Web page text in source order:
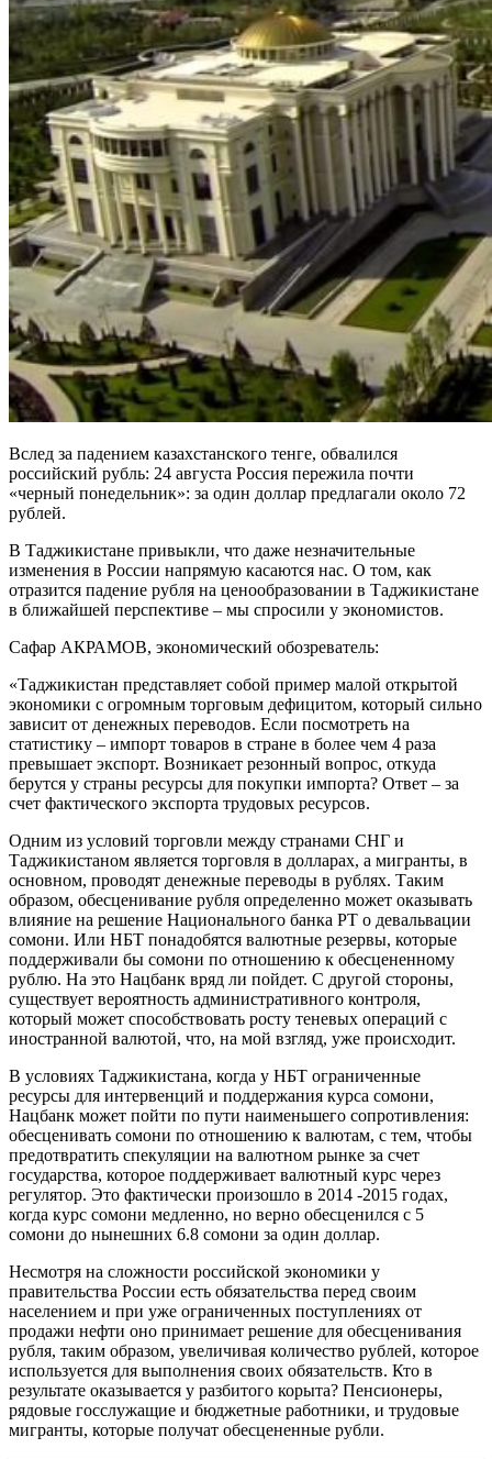
Вслед за падением казахстанского тенге, обвалился
российский рубль: 24 августа Россия пережила почти
«черный понедельник»: за один доллар предлагали около 72
рублей.
В Таджикистане привыкли, что даже незначительные
изменения в России напрямую касаются нас. О том, как
отразится падение рубля на ценообразовании в Таджикистане
в ближайшей перспективе – мы спросили у экономистов.
Сафар АКРАМОВ, экономический обозреватель:
«Таджикистан представляет собой пример малой открытой
экономики с огромным торговым дефицитом, который сильно
зависит от денежных переводов. Если посмотреть на
статистику – импорт товаров в стране в более чем 4 раза
превышает экспорт. Возникает резонный вопрос, откуда
берутся у страны ресурсы для покупки импорта? Ответ – за
счет фактического экспорта трудовых ресурсов.
Одним из условий торговли между странами СНГ и
Таджикистаном является торговля в долларах, а мигранты, в
основном, проводят денежные переводы в рублях. Таким
образом, обесценивание рубля определенно может оказывать
влияние на решение Национального банка РТ о девальвации
сомони. Или НБТ понадобятся валютные резервы, которые
поддерживали бы сомони по отношению к обесцененному
рублю. На это Нацбанк вряд ли пойдет. С другой стороны,
существует вероятность административного контроля,
который может способствовать росту теневых операций с
иностранной валютой, что, на мой взгляд, уже происходит.
В условиях Таджикистана, когда у НБТ ограниченные
ресурсы для интервенций и поддержания курса сомони,
Нацбанк может пойти по пути наименьшего сопротивления:
обесценивать сомони по отношению к валютам, с тем, чтобы
предотвратить спекуляции на валютном рынке за счет
государства, которое поддерживает валютный курс через
регулятор. Это фактически произошло в 2014 -2015 годах,
когда курс сомони медленно, но верно обесценился с 5
сомони до нынешних 6.8 сомони за один доллар.
Несмотря на сложности российской экономики у
правительства России есть обязательства перед своим
населением и при уже ограниченных поступлениях от
продажи нефти оно принимает решение для обесценивания
рубля, таким образом, увеличивая количество рублей, которое
используется для выполнения своих обязательств. Кто в
результате оказывается у разбитого корыта? Пенсионеры,
рядовые госслужащие и бюджетные работники, и трудовые
мигранты, которые получат обесцененные рубли.